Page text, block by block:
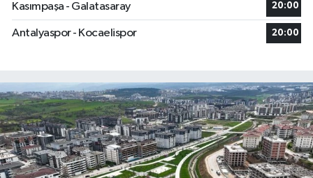
Kasımpaşa - Galatasaray 20:00
Antalyaspor - Kocaelispor 20:00